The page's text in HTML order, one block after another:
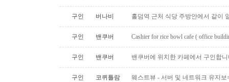
구인 버나비 홀덤역 근처 식당 주방안에서 같이
구인 밴쿠버 Cashier for rice bowl cafe ( office
구인 밴쿠버 밴쿠버에 위치한 카페에서 구인합
구인 코퀴틀람 웨스트뷰 - 서버 및 네트워크 유지보